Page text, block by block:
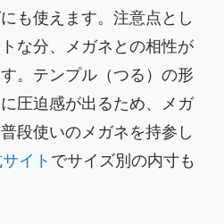
も使えます。注意点とし
な分、メガネとの相性が
。テンプル（つる）の形
圧迫感が出るため、メガ
段使いのメガネを持参し
イト でサイズ別の内寸も